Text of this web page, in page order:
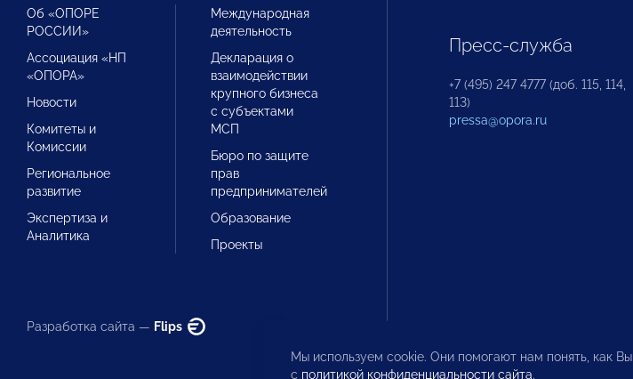
Об «ОПОРЕ
РОССИИ»
Ассоциация «НП
«ОПОРА»
Новости
Комитеты и
Комиссии
Региональное
развитие
Экспертиза и
Аналитика
Международная
деятельность
Декларация о
взаимодействии
крупного бизнеса
с субъектами
МСП
Бюро по защите
прав
предпринимателей
Образование
Проекты
Разработка сайта — Flips
Пресс-служба
+7 (495) 247 4777 (доб. 115, 114,
113)
pressa@opora.ru
Мы используем cookie. Они помогают нам понять, как
с политикой конфиденциальности сайта.